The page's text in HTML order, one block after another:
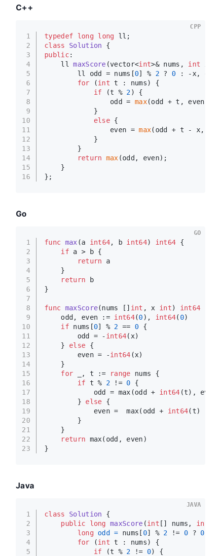
C++
1
2
3
4
5
6
7
8
9
10
11
12
13
14
15
16
typedef long long ll;
class
Solution {
public:
ll maxScore (vector<int>& nums, int
        ll odd = nums[
0] % 2 ? 0 : -x, even
for (int t : nums) {
if (t % 2) {
                odd =
max(odd + t, even
            }
else {
                even =
max(odd + t - x,
            }
        }
return max (odd, even);
    }
};
CPP
Go
1
2
3
4
5
6
7
8
9
10
11
12
13
14
15
16
17
18
19
20
21
22
23
func max (a int64, b int64) int64 {
if a > b {
return a
    }
return b
}
func maxScore(nums [] int , x int) int64
    odd, even :=
int64(0), int64( 0)
if nums[0] % 2 == 0 {
        odd = -
int64(x)
    }
else {
        even = -
int64 (x)
    }
for _, t := range nums {
if t % 2 != 0 {
            odd = max(odd +
int64 (t),
        }
else {
            even =  max(odd +
int64(t) -
        }
    }
return max(odd, even)
}
GO
Java
1
2
3
4
5
class Solution {
public
long maxScore (int [] nums, int
long odd = nums[ 0] % 2 != 0 ? 0
for (int t : nums) {
if (t % 2 != 0) {
JAVA